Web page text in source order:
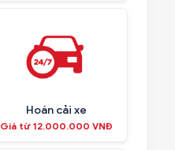
Hoán cải xe
Giá từ 12.000.000 VNĐ